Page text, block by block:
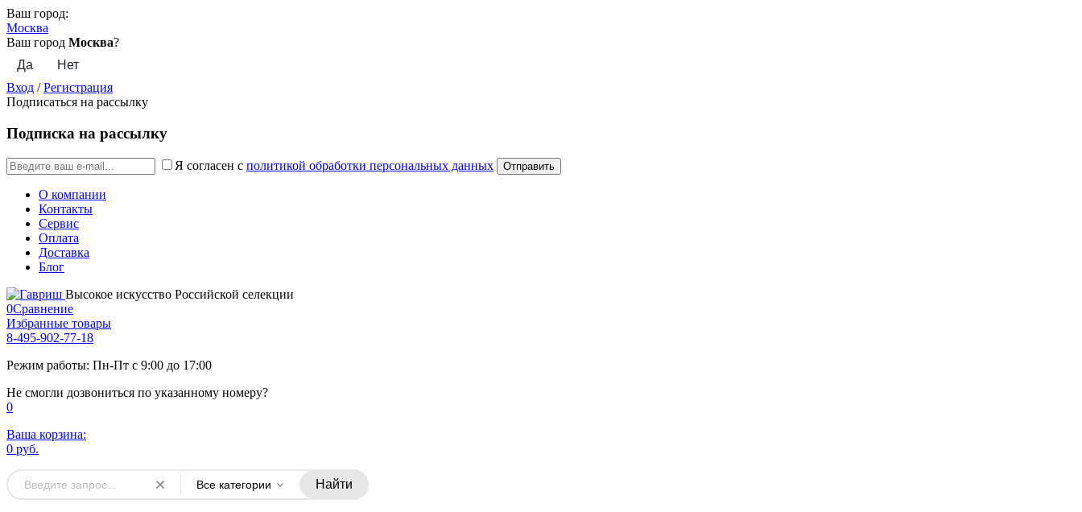
Ваш город:
Москва
Ваш город Москва?
Вход /Регистрация
Подписаться на рассылку
Подписка на рассылку
Я согласен с политикой обработки персональных данных
О компании
Контакты
Сервис
Оплата
Доставка
Блог
Высокое искусство Российской селекции
0Сравнение
Избранные товары
8-495-902-77-18
Режим работы: Пн-Пт с 9:00 до 17:00
Не смогли дозвониться по указанному номеру?
0
Ваша корзина:
0 руб.
Все категории Найти